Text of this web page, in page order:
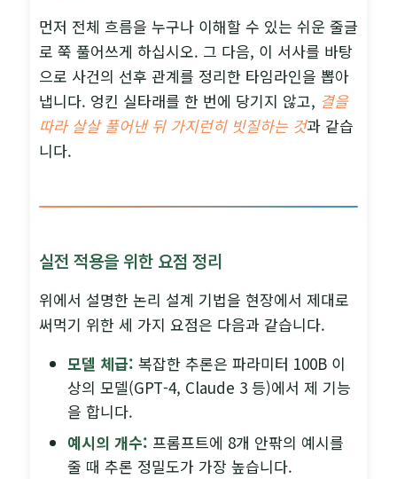
먼저 전체 흐름을 누구나 이해할 수 있는 쉬운 줄글
로 쭉 풀어쓰게 하십시오. 그 다음, 이 서사를 바탕
으로 사건의 선후 관계를 정리한 타임라인을 뽑아
냅니다. 엉킨 실타래를 한 번에 당기지 않고, 결을
따라 살살 풀어낸 뒤 가지런히 빗질하는 것과 같습
니다.
실전 적용을 위한 요점 정리
위에서 설명한 논리 설계 기법을 현장에서 제대로
써먹기 위한 세 가지 요점은 다음과 같습니다.
모델 체급: 복잡한 추론은 파라미터 100B 이
상의 모델(GPT-4, Claude 3 등)에서 제 기능
을 합니다.
예시의 개수: 프롬프트에 8개 안팎의 예시를
줄 때 추론 정밀도가 가장 높습니다.